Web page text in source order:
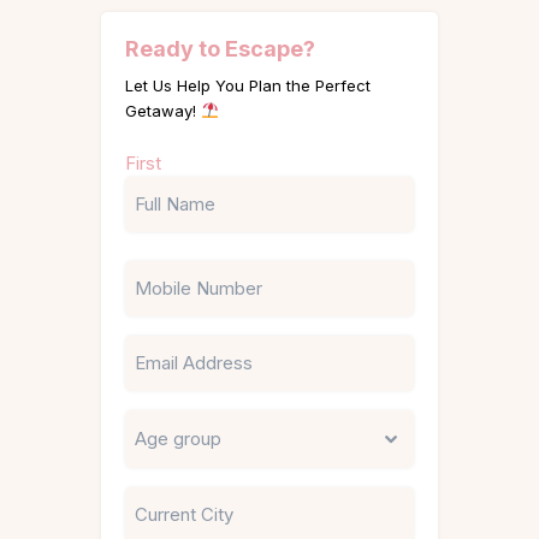
Ready to Escape?
Let Us Help You Plan the Perfect
Getaway!
(Required)
First